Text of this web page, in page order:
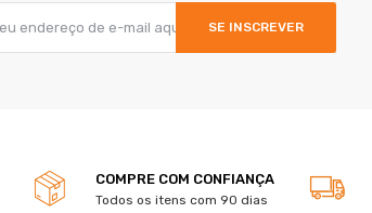
SE INSCREVER
COMPRE COM CONFIANÇA
Todos os itens com 90 dias